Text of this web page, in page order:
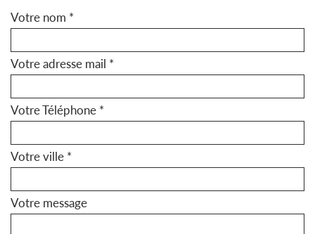
Votre nom *
Votre adresse mail *
Votre Téléphone *
Votre ville *
Votre message